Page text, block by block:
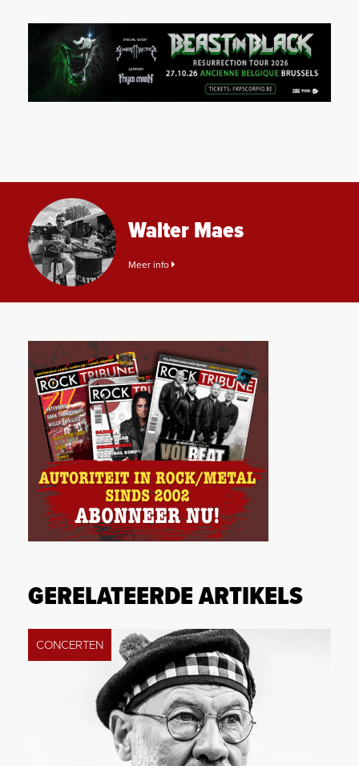
Walter Maes
Meer info
GERELATEERDE ARTIKELS
CONCERTEN